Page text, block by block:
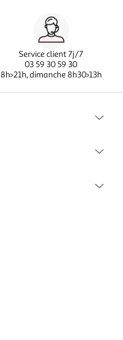
Service client 7j/7
03 59 30 59 30
8h>21h, dimanche 8h30>13h